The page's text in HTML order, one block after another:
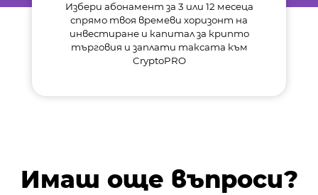
Избери абонамент за 3 или 12 месеца
спрямо твоя времеви хоризонт на
инвестиране и капитал за крипто
търговия и заплати таксата към
CryptoPRO
Имаш още въпроси?